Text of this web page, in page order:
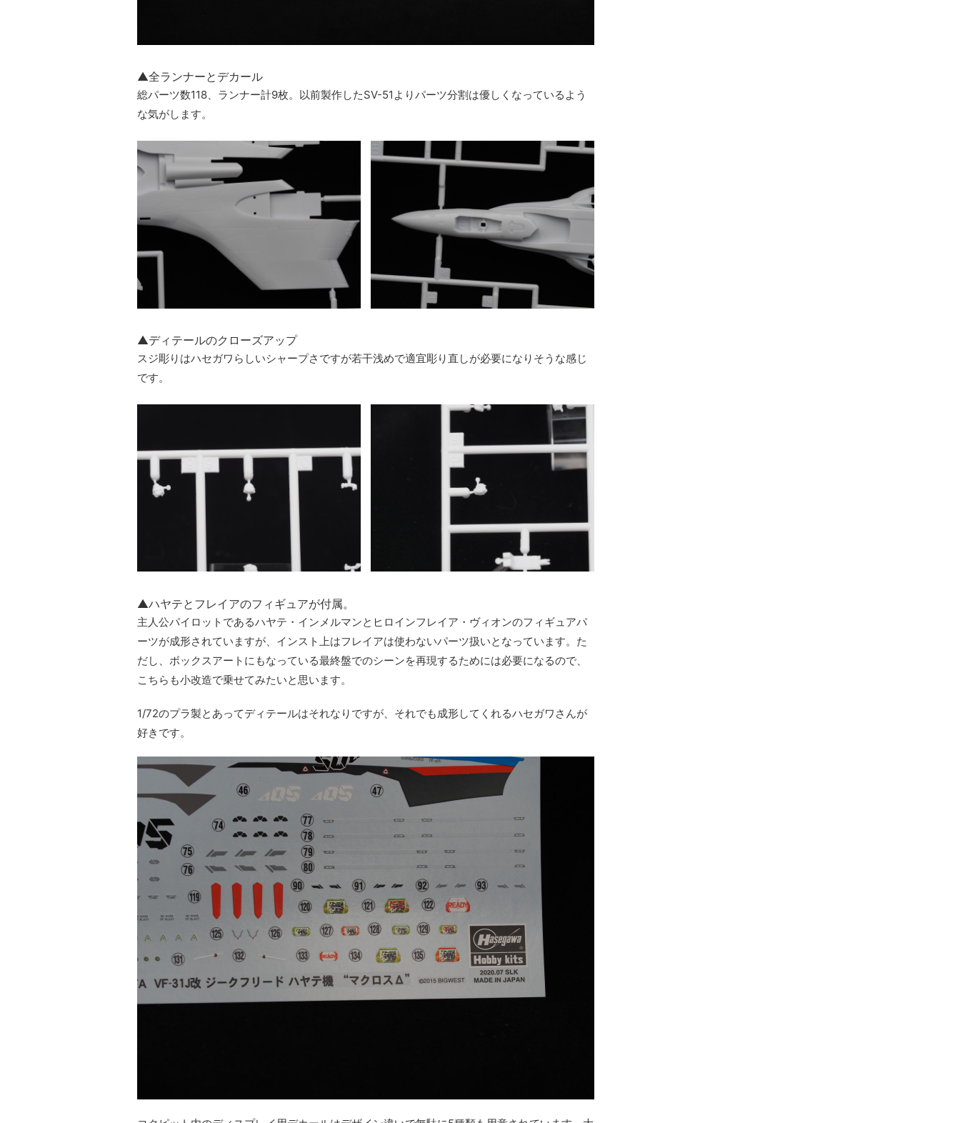
▲全ランナーとデカール
総パーツ数118、ランナー計9枚。以前製作したSV-51よりパーツ分割は優しくなっているよう
な気がします。
▲ディテールのクローズアップ
スジ彫りはハセガワらしいシャープさですが若干浅めで適宜彫り直しが必要になりそうな感じ
です。
▲ハヤテとフレイアのフィギュアが付属。
主人公パイロットであるハヤテ・インメルマンとヒロインフレイア・ヴィオンのフィギュアパ
ーツが成形されていますが、インスト上はフレイアは使わないパーツ扱いとなっています。た
だし、ボックスアートにもなっている最終盤でのシーンを再現するためには必要になるので、
こちらも小改造で乗せてみたいと思います。
1/72のプラ製とあってディテールはそれなりですが、それでも成形してくれるハセガワさんが
好きです。